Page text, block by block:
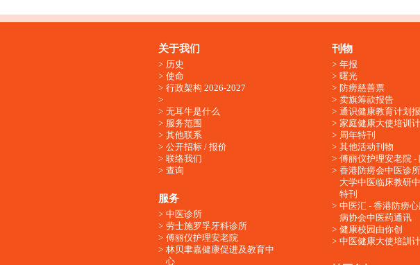
关于我们
历史
使命
行政架构 2026-2027
无耳牛是什么
服务范围
其他联系
公开招标 / 报价
联络我们
查询
服务
中医诊所
劳士施罗孚牙科诊所
傅丽仪护理安老院
林贝聿嘉健康促进及教育中
心
刊物
年报
曙光
防痨慈善票
卖旗筹款报告
通识健康教育计划
家庭健康大使培训
周年特刊
其他活动刊物
傅丽仪护理安老院 -
香港防痨会中医诊
大学中医临床教研
特刊
中医汇 - 香港防痨
病协会中医药通讯
健康校园由你创
中医健康大使培訓